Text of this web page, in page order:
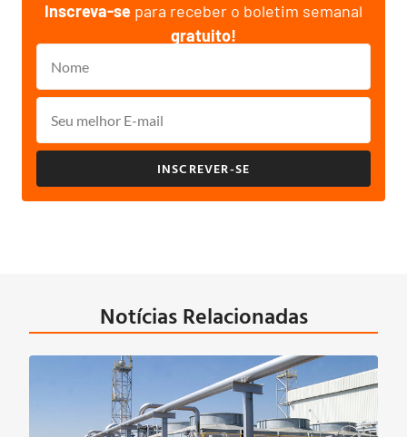
Inscreva-se para receber o boletim semanal
gratuito!
INSCREVER-SE
Notícias Relacionadas